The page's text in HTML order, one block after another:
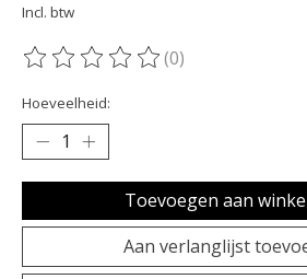
Incl. btw
De beoordeling van dit product is
(0)
Hoeveelheid:
Toevoegen aan
Aan verlanglijst